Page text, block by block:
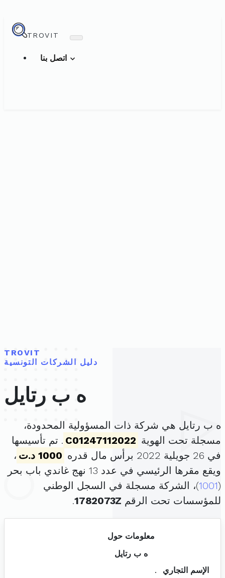
TROVIT
TROVIT
دليل الشركات التونسية
ه ب رتايل
ه ب رتايل هي شركة ذات المسؤولية المحدودة،
مسجلة تحت الهوية C01247112022 . تم تأسيسها
في 26 جويلية 2022 برأس مال قدره
1000 د.ت
،
ويقع مقرها الرئيسي في عدد 13 نهج غاندي باب بحر
(
1001)، الشركة مسجلة في السجل الوطني
للمؤسسات تحت الرقم 1782073Z
.
معلومات حول
ه ب رتايل
الإسم التجاري
.